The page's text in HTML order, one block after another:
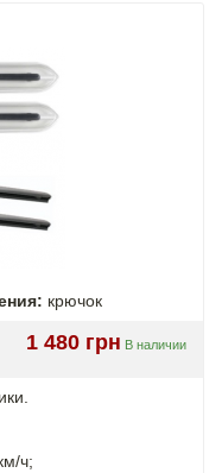
крючок
1 480 грн В наличии
ч;